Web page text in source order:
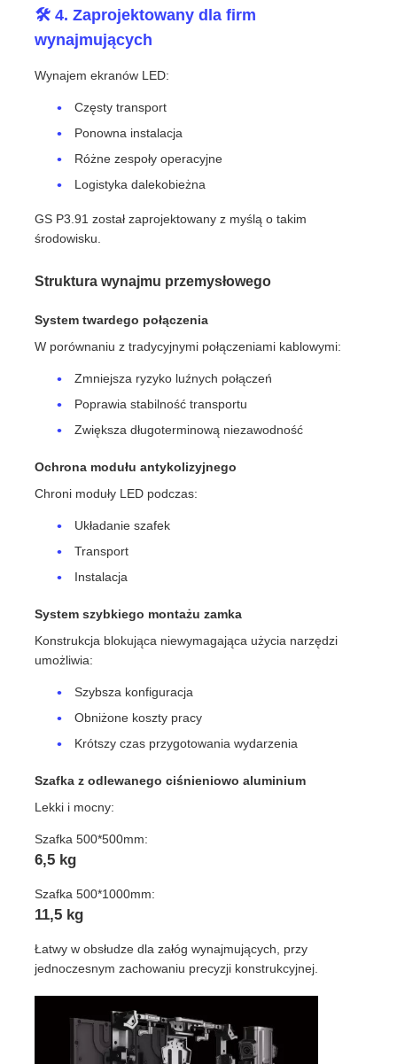
🛠️ 4. Zaprojektowany dla firm
wynajmujących
Wynajem ekranów LED:
Częsty transport
Ponowna instalacja
Różne zespoły operacyjne
Logistyka dalekobieżna
GS P3.91 został zaprojektowany z myślą o takim
środowisku.
Struktura wynajmu przemysłowego
System twardego połączenia
W porównaniu z tradycyjnymi połączeniami kablowymi:
Zmniejsza ryzyko luźnych połączeń
Poprawia stabilność transportu
Zwiększa długoterminową niezawodność
Ochrona modułu antykolizyjnego
Chroni moduły LED podczas:
Układanie szafek
Transport
Instalacja
System szybkiego montażu zamka
Konstrukcja blokująca niewymagająca użycia narzędzi
umożliwia:
Szybsza konfiguracja
Obniżone koszty pracy
Krótszy czas przygotowania wydarzenia
Szafka z odlewanego ciśnieniowo aluminium
Lekki i mocny:
Szafka 500*500mm:
6,5 kg
Szafka 500*1000mm:
11,5 kg
Łatwy w obsłudze dla załóg wynajmujących, przy
jednoczesnym zachowaniu precyzji konstrukcyjnej.